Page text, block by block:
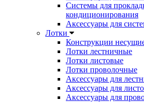
Системы для
кондиционирования
Аксессуары для
Лотки
Конструкции
Лотки лестничные
Лотки листовые
Лотки проволочные
Аксессуары для
Аксессуары для
Аксессуары для